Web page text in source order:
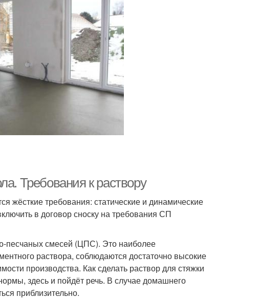
Требования к раствору
жёсткие требования: статические и динамические
в договор сноску на требования СП
песчаных смесей (ЦПС). Это наиболее
раствора, соблюдаются достаточно высокие
производства. Как сделать раствор для стяжки
здесь и пойдёт речь. В случае домашнего
приблизительно.